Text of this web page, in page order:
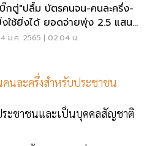
กตู่"ปลื้ม บัตรคนจน-คนละครึ่ง-
ใช้ยิ่งได้ ยอดจ่ายพุ่ง 2.5 แสน
น
ม.ค. 2565 | 02:04 น.
คนละครึ่งสำหรับประชาชน
ระชาชนและเป็นบุคคลสัญชาติ